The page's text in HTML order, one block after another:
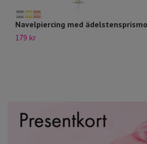
Navelpiercing med
179 kr